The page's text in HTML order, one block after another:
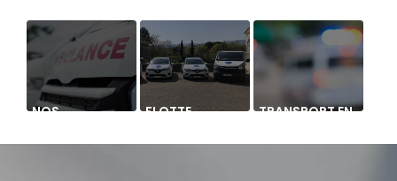
NOS FLOTTE TRANSPORT EN